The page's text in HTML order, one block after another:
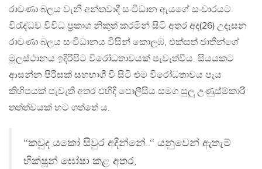
රාවණා බලය වැනි අන්තවාදී සංවිධාන ඇයගේ සංචාරයට
විරැද්ධව විවිධ ප්‍රකාශ නිකුත් කරමින් සිටි අතර අද(26) උදෑසන
රාවණා බලය සංවිධානය විසින් කොලඹ, එක්සත් ජාතීන්ගේ
මූලස්ථානය ඉදිරිපිට විරෝධතාවයක් පැවැත්වීය. සියයකට
ආසන්න පිරිසක් සහභාගී වී සිටි එම විරෝධතාවය පැය
කිහිපයක් පැවැති අතර එහිදී පොලීසිය සමග සුලු උණුස්ම්කාරී
තත්ත්වයක් හට ගත්තේ ය.
‘‘කවුද යකෝ සිවුර අදින්නේ..‘‘ යනුවෙන් ඇතැම්
භික්ෂූන් ඝෝෂා කළ අතර,